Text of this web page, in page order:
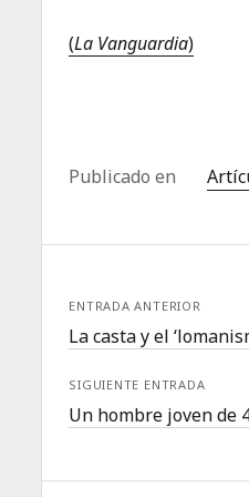
(La Vanguardia)
Publicado en
ENTRADA ANTERIOR
La casta y el
SIGUIENTE ENTRADA
Un hombre joven de